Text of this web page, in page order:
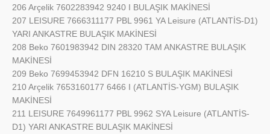
206 Arçelik 7602283942 9240 I BULAŞIK MAKİNESİ
207 LEISURE 7666311177 PBL 9961 YA Leisure (ATLANTİS-D1)
YARI ANKASTRE BULAŞIK MAKİNESİ
208 Beko 7601983942 DIN 28320 TAM ANKASTRE BULAŞIK
MAKİNESİ
209 Beko 7699453942 DFN 16210 S BULAŞIK MAKİNESİ
210 Arçelik 7653160177 6466 I (ATLANTİS-YGM) BULAŞIK
MAKİNESİ
211 LEISURE 7649961177 PBL 9962 SYA Leisure (ATLANTİS-
D1) YARI ANKASTRE BULAŞIK MAKİNESİ